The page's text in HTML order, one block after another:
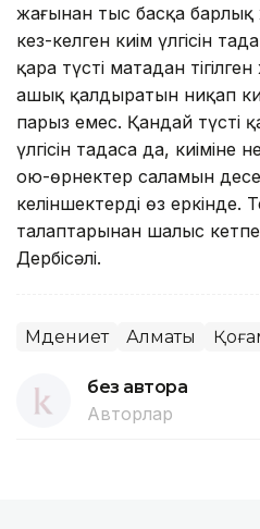
жағынан тыс басқа
кез-келген киім үлгісін
қара түсті матадан
ашық қалдыратын ниқап
парыз емес. Қандай түсті
үлгісін таңдаса да,
ою-өрнектер саламын
келіншектердің өз еркінде.
талаптарынан шалыс
Дербісәлі.
Мәдениет Алматы
без автора
Авторлар